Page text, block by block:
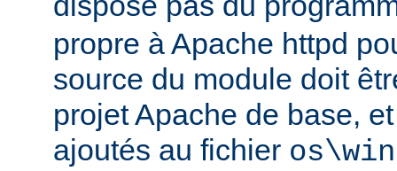
propre à Apache httpd
source du module doit
projet Apache de base,
ajoutés au fichier